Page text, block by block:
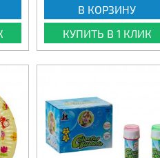
В КОРЗИНУ
КУПИТЬ В 1 КЛИК